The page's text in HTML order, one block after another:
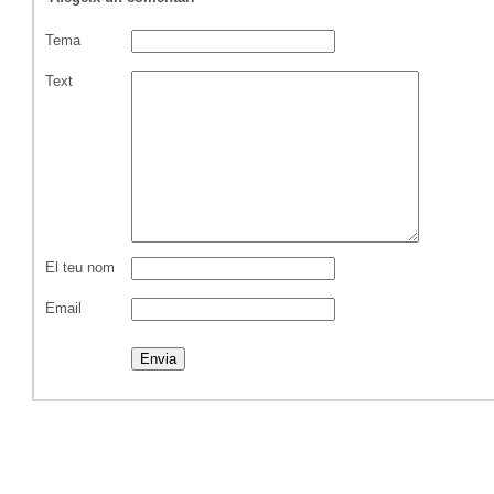
Tema
Text
El teu nom
Email